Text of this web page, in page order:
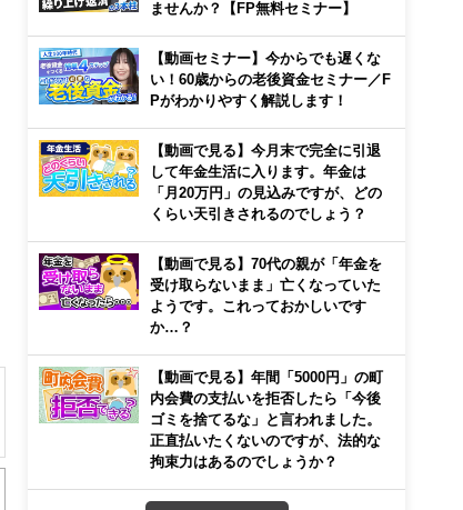
ませんか？【FP無料セミナー】
【動画セミナー】今からでも遅くな
い！60歳からの老後資金セミナー／F
Pがわかりやすく解説します！
【動画で見る】今月末で完全に引退
して年金生活に入ります。年金は
「月20万円」の見込みですが、どの
くらい天引きされるのでしょう？
【動画で見る】70代の親が「年金を
受け取らないまま」亡くなっていた
ようです。これっておかしいです
か…？
【動画で見る】年間「5000円」の町
内会費の支払いを拒否したら「今後
ゴミを捨てるな」と言われました。
正直払いたくないのですが、法的な
拘束力はあるのでしょうか？